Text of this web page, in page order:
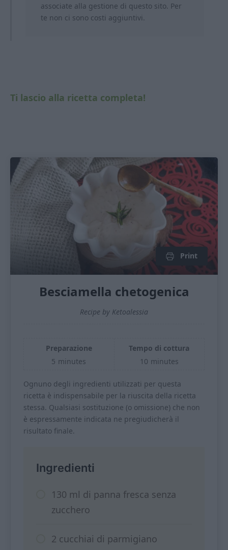
associate alla gestione di questo sito. Per
te non ci sono costi aggiuntivi.
Ti lascio alla ricetta completa!
Print
Besciamella chetogenica
Recipe by Ketoalessia
Preparazione
5 minutes
Tempo di cottura
10 minutes
Ognuno degli ingredienti utilizzati per questa
ricetta è indispensabile per la riuscita della ricetta
stessa. Qualsiasi sostituzione (o omissione) che non
è espressamente indicata ne pregiudicherà il
risultato finale.
Ingredienti
130 ml di panna fresca senza
zucchero
2 cucchiai di parmigiano